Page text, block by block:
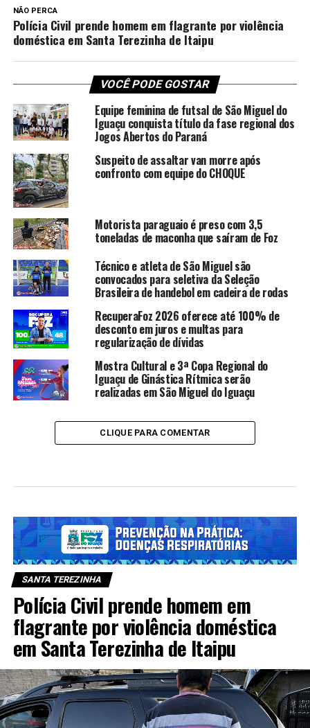
NÃO PERCA
Polícia Civil prende homem em flagrante por violência
doméstica em Santa Terezinha de Itaipu
VOCÊ PODE GOSTAR
Equipe feminina de futsal de São Miguel do
Iguaçu conquista título da fase regional dos
Jogos Abertos do Paraná
Suspeito de assaltar van morre após
confronto com equipe do CHOQUE
Motorista paraguaio é preso com 3,5
toneladas de maconha que saíram de Foz
Técnico e atleta de São Miguel são
convocados para seletiva da Seleção
Brasileira de handebol em cadeira de rodas
RecuperaFoz 2026 oferece até 100% de
desconto em juros e multas para
regularização de dívidas
Mostra Cultural e 3ª Copa Regional do
Iguaçu de Ginástica Rítmica serão
realizadas em São Miguel do Iguaçu
CLIQUE PARA COMENTAR
SANTA TEREZINHA
Polícia Civil prende homem em
flagrante por violência doméstica
em Santa Terezinha de Itaipu